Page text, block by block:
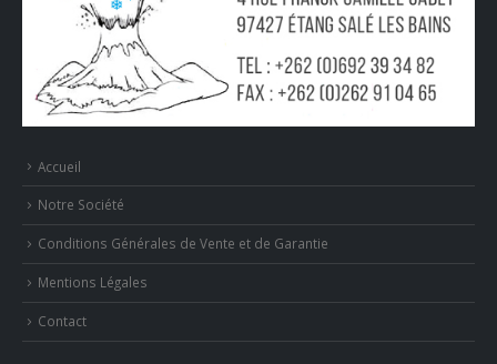
Accueil
Notre Société
Conditions Générales de Vente et de Garantie
Mentions Légales
Contact